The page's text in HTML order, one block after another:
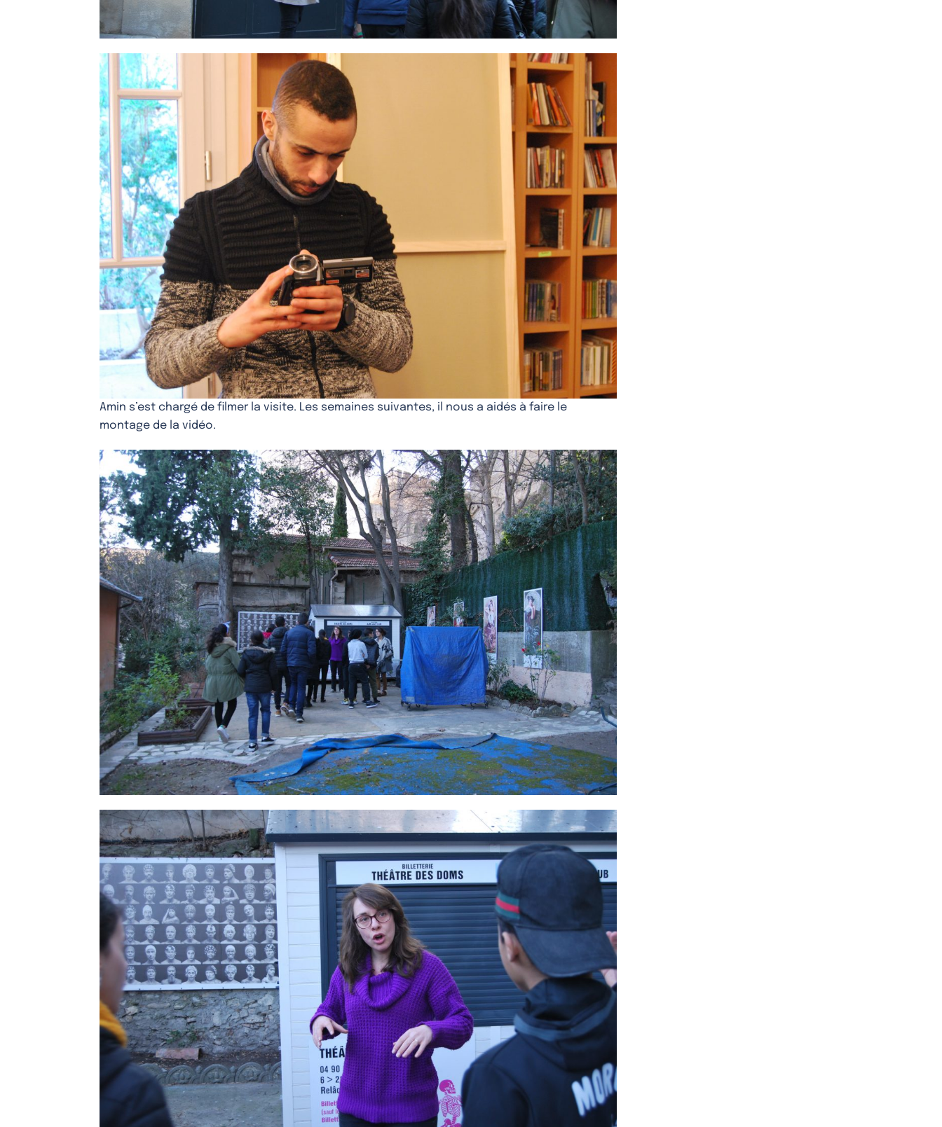
Amin s’est chargé de filmer la visite. Les semaines suivantes, il nous a aidés à faire le
montage de la vidéo.